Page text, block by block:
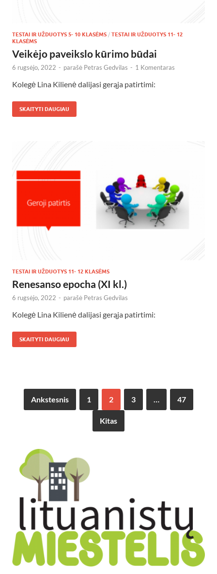
TESTAI IR UŽDUOTYS 5- 10 KLASĖMS / TESTAI IR UŽDUOTYS 11- 12
KLASĖMS
Veikėjo paveikslo kūrimo būdai
6 rugsėjo, 2022 - parašė Petras Gedvilas - 1 Komentaras
Kolegė Lina Kilienė dalijasi gerąja patirtimi:
SKAITYTI DAUGIAU
TESTAI IR UŽDUOTYS 11- 12 KLASĖMS
Renesanso epocha (XI kl.)
6 rugsėjo, 2022 - parašė Petras Gedvilas
Kolegė Lina Kilienė dalijasi gerąja patirtimi:
SKAITYTI DAUGIAU
Ankstesnis 1 2 3 47
Kitas